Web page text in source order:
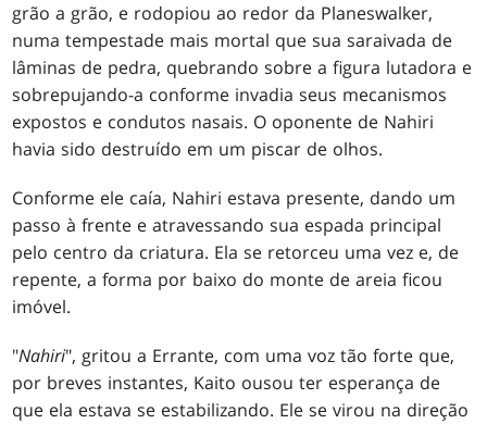
grão a grão, e rodopiou ao redor da Planeswalker,
numa tempestade mais mortal que sua saraivada de
lâminas de pedra, quebrando sobre a figura lutadora e
sobrepujando-a conforme invadia seus mecanismos
expostos e condutos nasais. O oponente de Nahiri
havia sido destruído em um piscar de olhos.
Conforme ele caía, Nahiri estava presente, dando um
passo à frente e atravessando sua espada principal
pelo centro da criatura. Ela se retorceu uma vez e, de
repente, a forma por baixo do monte de areia ficou
imóvel.
"Nahiri", gritou a Errante, com uma voz tão forte que,
por breves instantes, Kaito ousou ter esperança de
que ela estava se estabilizando. Ele se virou na direção